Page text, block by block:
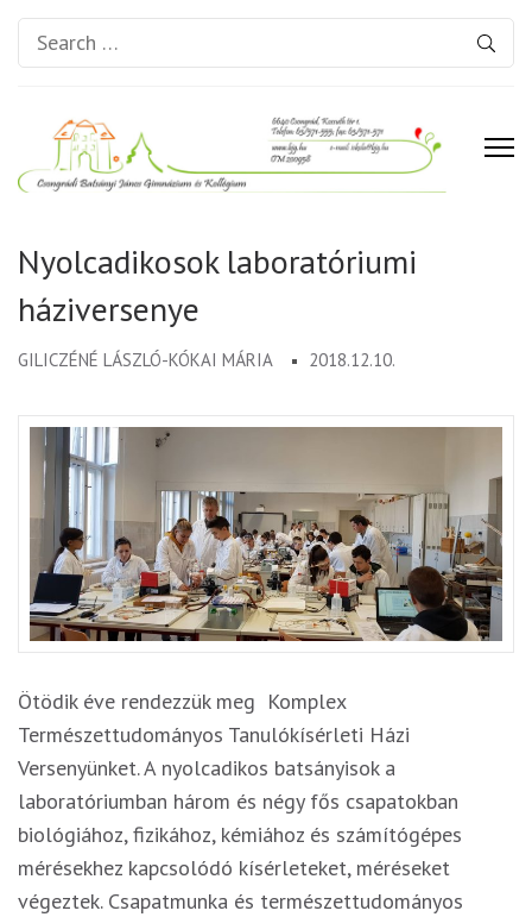
Search
for:
Gimnázium és Kollégium
Nyolcadikosok laboratóriumi
háziversenye
GILICZÉNÉ LÁSZLÓ-KÓKAI MÁRIA 2018.12.10.
Ötödik éve rendezzük meg Komplex
Természettudományos Tanulókísérleti Házi
Versenyünket. A nyolcadikos batsányisok a
laboratóriumban három és négy fős csapatokban
biológiához, fizikához, kémiához és számítógépes
mérésekhez kapcsolódó kísérleteket, méréseket
végeztek. Csapatmunka és természettudományos